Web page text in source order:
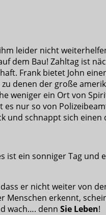
leider nicht
dem Bau! Zahltag ist
Frank bietet John
denen der große
weniger ein Ort von
nur so von
und schnappt sich
ist ein sonniger Tag und
er nicht weiter von
erkennt,
wach…. denn Sie Leben!